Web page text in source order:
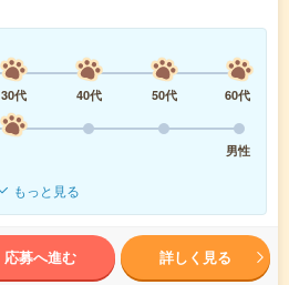
30代 40代 50代
60代
男性
もっと見る
応募へ進む 詳しく見る